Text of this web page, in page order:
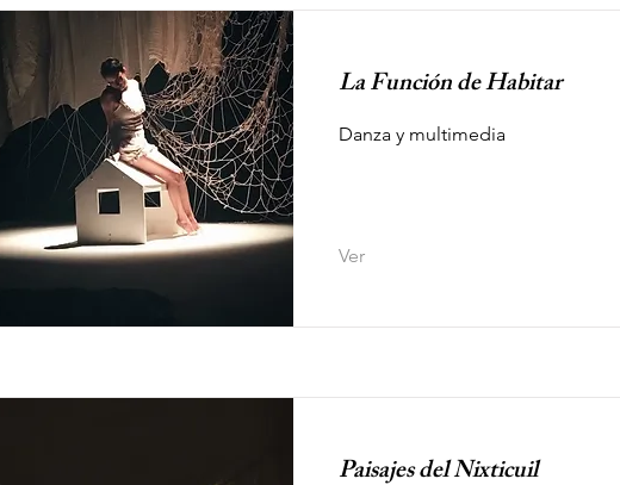
La Función de Habitar
Danza y multimedia
Ver
Paisajes del Nixticuil